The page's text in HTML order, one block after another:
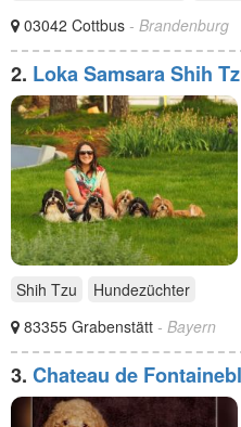
03042 Cottbus - Brandenburg
2. Loka Samsara Shih
Shih Tzu
Hundezüchter
83355 Grabenstätt - Bayern
3. Chateau de